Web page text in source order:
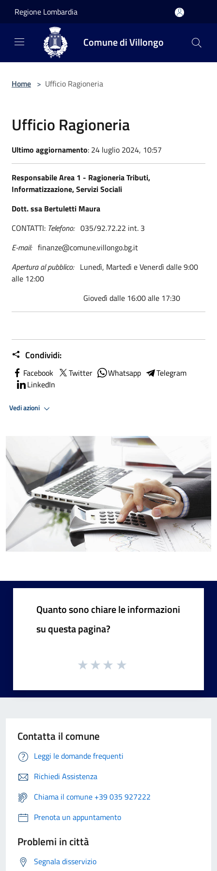
Regione Lombardia
Comune di Villongo
Home > Ufficio Ragioneria
Ufficio Ragioneria
Ultimo aggiornamento: 24 luglio 2024, 10:57
Responsabile Area 1 - Ragioneria Tributi,
Informatizzazione, Servizi Sociali
Dott. ssa Bertuletti Maura
CONTATTI: Telefono:035/92.72.22 int. 3
E-mail:finanze@comune.villongo.bg.it
Apertura al pubblico:Lunedì, Martedì e Venerdì dalle 9:00
alle 12:00
Giovedì dalle 16:00 alle 17:30
Condividi:
Facebook Twitter Whatsapp
Telegram
LinkedIn
Vedi azioni
Quanto sono chiare le informazioni
su questa pagina?
Contatta il comune
Leggi le domande frequenti
Richiedi Assistenza
Chiama il comune +39 035 927222
Prenota un appuntamento
Problemi in città
Segnala disservizio